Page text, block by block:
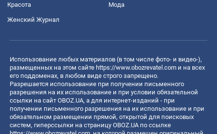
Красота Мода
Женский Журнал
Использование любых материалов (в том числе фото- и видео-),
размещенных на этом сайте https://www.obozrevatel.com и на всех
его поддоменах, в любом виде строго запрещено.
Разрешается использование при получении письменного
разрешения на их использование и при условии обязательной
ссылки на сайт OBOZ.UA, а для интернет-изданий - при
получении письменного разрешения на их использование и при
обязательном размещении прямой, открытой для поисковых
систем, гиперссылки на страницу OBOZ.UA по ссылке